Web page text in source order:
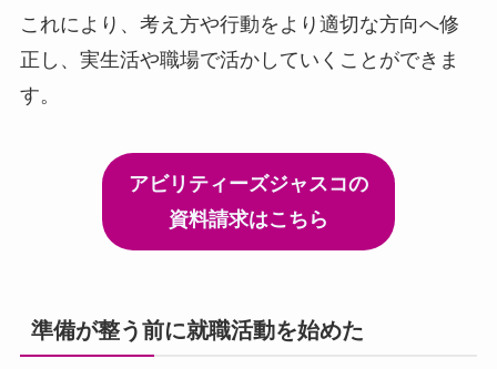
これにより、考え方や行動をより適切な方向へ修
正し、実生活や職場で活かしていくことができま
す。
アビリティーズジャスコの
資料請求はこちら
準備が整う前に就職活動を始めた